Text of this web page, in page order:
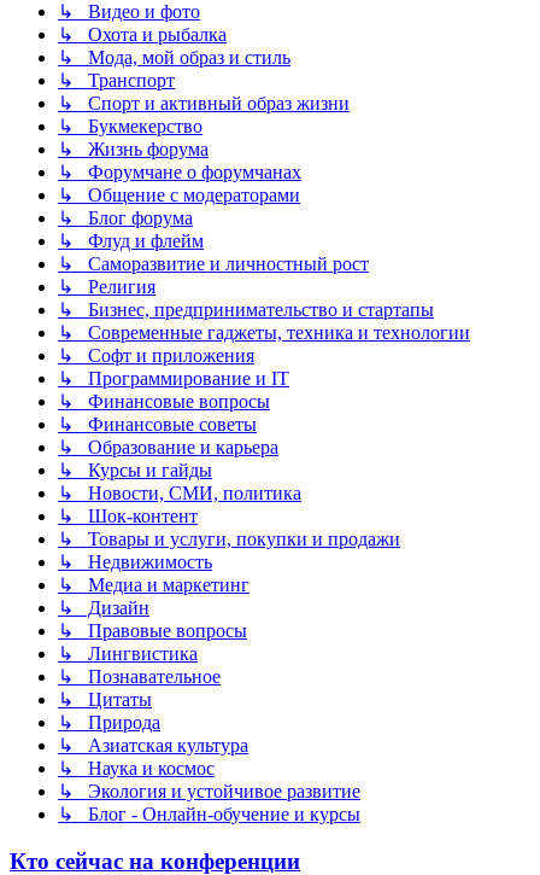
↳ Видео и фото
↳ Охота и рыбалка
↳ Мода, мой образ и стиль
↳ Транспорт
↳ Спорт и активный образ жизни
↳ Букмекерство
↳ Жизнь форума
↳ Форумчане о форумчанах
↳ Общение с модераторами
↳ Блог форума
↳ Флуд и флейм
↳ Саморазвитие и личностный рост
↳ Религия
↳ Бизнес, предпринимательство и стартапы
↳ Современные гаджеты, техника и технологии
↳ Софт и приложения
↳ Программирование и IT
↳ Финансовые вопросы
↳ Финансовые советы
↳ Образование и карьера
↳ Курсы и гайды
↳ Новости, СМИ, политика
↳ Шок-контент
↳ Товары и услуги, покупки и продажи
↳ Недвижимость
↳ Медиа и маркетинг
↳ Дизайн
↳ Правовые вопросы
↳ Лингвистика
↳ Познавательное
↳ Цитаты
↳ Природа
↳ Азиатская культура
↳ Наука и космос
↳ Экология и устойчивое развитие
↳ Блог - Онлайн-обучение и курсы
Кто сейчас на конференции